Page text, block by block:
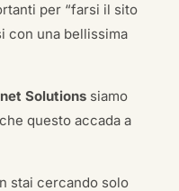
per “farsi il sito
con una bellissima
Solutionssiamo
questo accada a
stai cercando solo